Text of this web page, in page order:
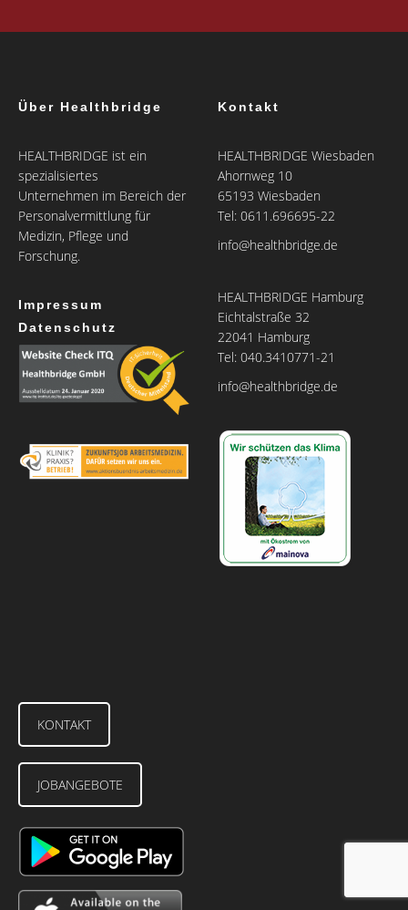
Über Healthbridge
HEALTHBRIDGE ist ein
spezialisiertes
Unternehmen im Bereich der
Personalvermittlung für
Medizin, Pflege und
Forschung.
Impressum
Datenschutz
Kontakt
HEALTHBRIDGE Wiesbaden
Ahornweg 10
65193 Wiesbaden
Tel: 0611.696695-22
info@healthbridge.de
HEALTHBRIDGE Hamburg
Eichtalstraße 32
22041 Hamburg
Tel: 040.3410771-21
info@healthbridge.de
KONTAKT
JOBANGEBOTE